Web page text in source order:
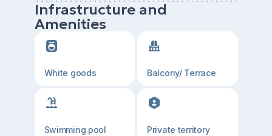
Infrastructure and
Amenities
White goods Balcony/ Terrace
Swimming pool Private territory